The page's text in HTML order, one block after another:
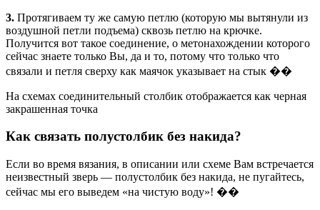
3. Протягиваем ту же самую петлю (которую мы вытянули из
воздушной петли подъема) сквозь петлю на крючке.
Получится вот такое соединение, о метонахождении которого
сейчас знаете только Вы, да и то, потому что только что
связали и петля сверху как маячок указывает на стык ��
На схемах соединительный столбик отображается как черная
закрашенная точка
Как связать полустолбик без накида?
Если во время вязания, в описании или схеме Вам встречается
неизвестный зверь — полустолбик без накида, не пугайтесь,
сейчас мы его выведем «на чистую воду»! ��